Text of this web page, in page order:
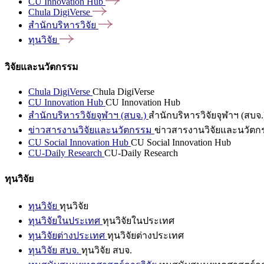
Chula DigiVerse
สำนักบริหารวิจัย
ทุนวิจัย
วิจัยและนวัตกรรม
Chula DigiVerse Chula DigiVerse
CU Innovation Hub CU Innovation Hub
สำนักบริหารวิจัยจุฬาฯ (สบจ.) สำนักบริหารวิจัยจุฬาฯ (สบจ
ข่าวสารงานวิจัยและนวัตกรรม ข่าวสารงานวิจัยและนวัตก
CU Social Innovation Hub CU Social Innovation Hub
CU-Daily Research CU-Daily Research
ทุนวิจัย
ทุนวิจัย ทุนวิจัย
ทุนวิจัยในประเทศ ทุนวิจัยในประเทศ
ทุนวิจัยต่างประเทศ ทุนวิจัยต่างประเทศ
ทุนวิจัย สบจ. ทุนวิจัย สบจ.